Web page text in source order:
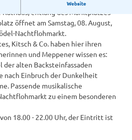
Website
Rathaus, entlang des Marktplatzes
öffnet am Samstag, 08. August,
Nachtflohmarkt.
Kitsch & Co. haben hier ihren
und Meppener wissen es:
der alten Backsteinfassaden
Einbruch der Dunkelheit
Passende musikalische
zu einem besonderen
18.00 - 22.00 Uhr, der Eintritt ist